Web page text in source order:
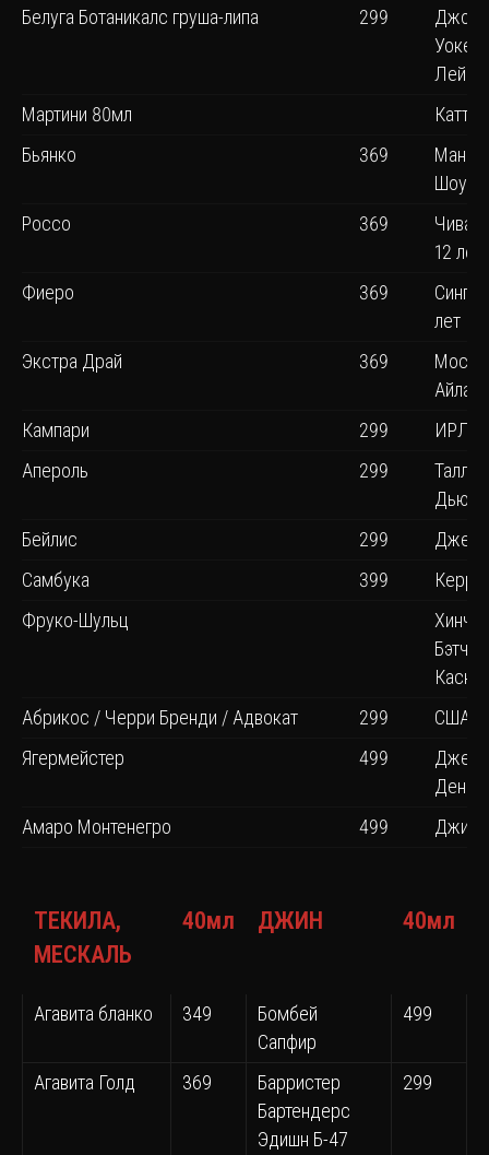
Белуга Ботаникалс груша-липа
299
Уокер
Лейбл
Мартини 80мл
Катти
Бьянко
369
Манки
Россо
369
Чивас
12 лет
Фиеро
369
лет
Экстра Драй
369
Кампари
299
Апероль
299
Дью
Бейлис
299
Самбука
399
Фруко-Шульц
Хинч
Бэтч
Каск
Абрикос / Черри Бренди / Адвокат
299
США
Ягермейстер
499
Джек
Амаро Монтенегро
499 Джим
ТЕКИЛА,
МЕСКАЛЬ
40мл ДЖИН 40мл
Агавита бланко 349
Бомбей
Сапфир
499
Агавита Голд 369
Барристер
Бартендерс
Эдишн Б-47
299